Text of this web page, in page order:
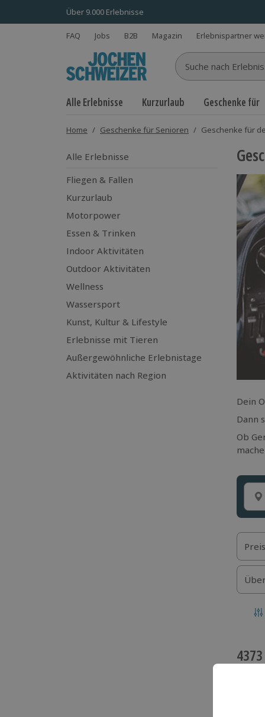
Über 9.000 Erlebnisse
FAQ Jobs B2B Magazin Erlebnispartner
Suche nach
Alle Erlebnisse Kurzurlaub Geschenke für
Home / Geschenke für Senioren / Geschenke für
Alle Erlebnisse
Fliegen & Fallen
Kurzurlaub
Motorpower
Essen & Trinken
Indoor Aktivitäten
Outdoor Aktivitäten
Wellness
Wassersport
Kunst, Kultur & Lifestyle
Erlebnisse mit Tieren
Außergewöhnliche Erlebnistage
Aktivitäten nach Region
Dein
Dann
Ob
Preis
4373